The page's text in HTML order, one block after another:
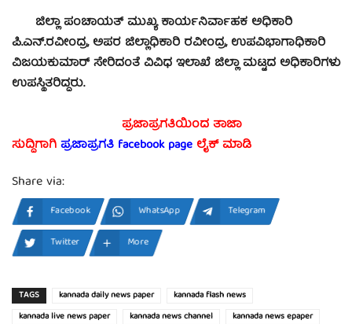
ಜಿಲ್ಲಾ ಪಂಚಾಯತ್ ಮುಖ್ಯ ಕಾರ್ಯನಿರ್ವಾಹಕ ಅಧಿಕಾರಿ
ಪಿ.ಎನ್.ರವೀಂದ್ರ, ಅಪರ ಜಿಲ್ಲಾಧಿಕಾರಿ ರವೀಂದ್ರ, ಉಪವಿಭಾಗಾಧಿಕಾರಿ
ವಿಜಯಕುಮಾರ್ ಸೇರಿದಂತೆ ವಿವಿಧ ಇಲಾಖೆ ಜಿಲ್ಲಾ ಮಟ್ಟದ ಅಧಿಕಾರಿಗಳು
ಉಪಸ್ಥಿತರಿದ್ದರು.
ಪ್ರಜಾಪ್ರಗತಿಯಿಂದ ತಾಜಾ
ಸುದ್ದಿಗಾಗಿಪ್ರಜಾಪ್ರಗತಿ facebook page ಲೈಕ್ ಮಾಡಿ
Share via:
Facebook WhatsApp
Telegram
Twitter
More
TAGS kannada daily news paper
kannada flash news
kannada live news paper
kannada news channel
kannada news epaper